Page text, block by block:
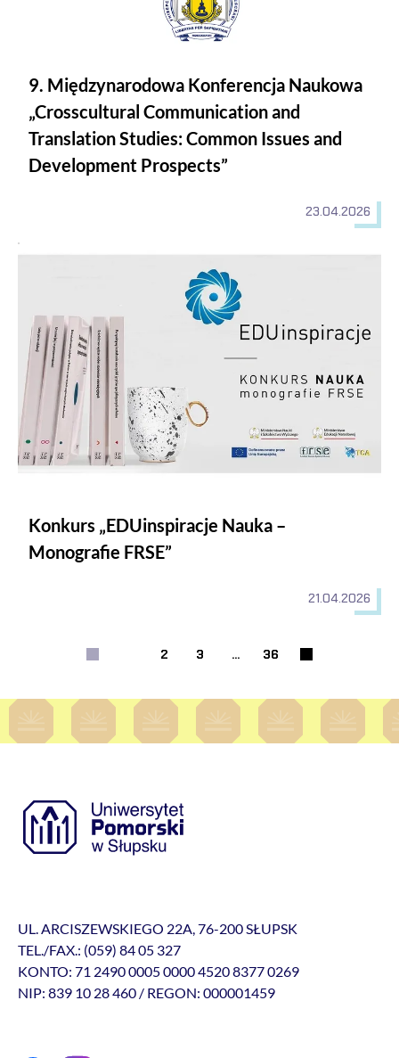
9. Międzynarodowa Konferencja Naukowa
„Crosscultural Communication and
Translation Studies: Common Issues and
Development Prospects”
23.04.2026
Konkurs „EDUinspiracje Nauka –
Monografie FRSE”
21.04.2026
Konkurs „EDUinspiracje Nauka – Monografie FRSE”
Strona
2 Strona
3 ... 36
Następna strona
UL. ARCISZEWSKIEGO 22A, 76-200 SŁUPSK
TEL./FAX.: (059) 84 05 327
KONTO: 71 2490 0005 0000 4520 8377 0269
NIP: 839 10 28 460 / REGON: 000001459